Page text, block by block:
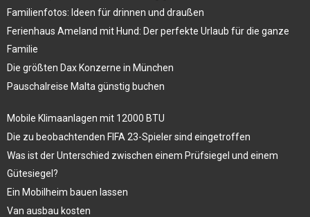
Familienfotos: Ideen für drinnen und draußen
Ferienhaus Ameland mit Hund: Der perfekte Urlaub für die ganze
Familie
Die größten Dax Konzerne in München
Pauschalreise Malta günstig buchen
Mobile Klimaanlagen mit 12000 BTU
Die zu beobachtenden FIFA 23-Spieler sind eingetroffen
Was ist der Unterschied zwischen einem Prüfsiegel und einem
Gütesiegel?
Ein Mobilheim bauen lassen
Van ausbau kosten